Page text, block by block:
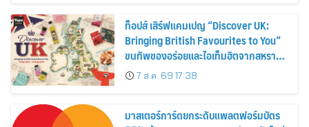
ท็อปส์ เสิร์ฟแคมเปญ “Discover UK:
Bringing British Favourites to You”
ขนทัพของอร่อยและไอเท็มฮิตจากสหราช
อาณาจักร ส่งตรงถึงมือตั้งแต่วันนี้ – 18
สิงหาคมนี้
7 ส.ค. 69 17:38
มาสเตอร์การ์ดยกระดับแพลตฟอร์มบัตร